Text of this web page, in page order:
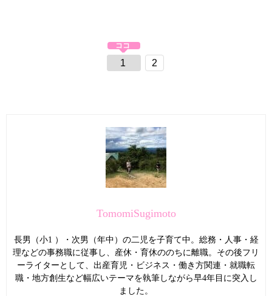
1 2
TomomiSugimoto
長男（小1 ）・次男（年中）の二児を子育て中。総務・人事・経
理などの事務職に従事し、産休・育休ののちに離職。その後フリ
ーライターとして、出産育児・ビジネス・働き方関連・就職転
職・地方創生など幅広いテーマを執筆しながら早4年目に突入し
ました。